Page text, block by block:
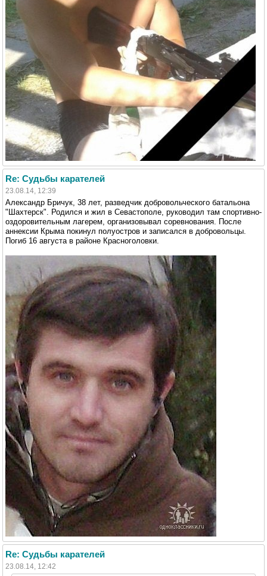
Re: Судьбы карателей
23.08.14, 12:39
Александр Бричук, 38 лет, разведчик добровольческого батальона
"Шахтерск". Родился и жил в Севастополе, руководил там спортивно-
оздоровительным лагерем, организовывал соревнования. После
аннексии Крыма покинул полуостров и записался в добровольцы.
Погиб 16 августа в районе Красноголовки.
Re: Судьбы карателей
23.08.14, 12:42